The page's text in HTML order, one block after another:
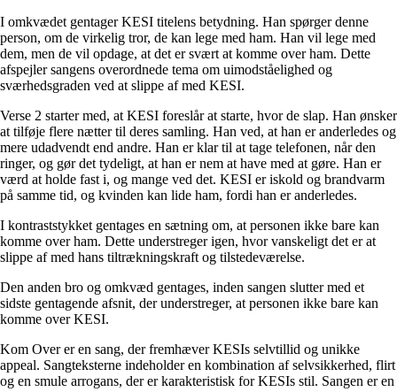
I omkvædet gentager KESI titelens betydning. Han spørger denne
person, om de virkelig tror, de kan lege med ham. Han vil lege med
dem, men de vil opdage, at det er svært at komme over ham. Dette
afspejler sangens overordnede tema om uimodståelighed og
sværhedsgraden ved at slippe af med KESI.
Verse 2 starter med, at KESI foreslår at starte, hvor de slap. Han ønsker
at tilføje flere nætter til deres samling. Han ved, at han er anderledes og
mere udadvendt end andre. Han er klar til at tage telefonen, når den
ringer, og gør det tydeligt, at han er nem at have med at gøre. Han er
værd at holde fast i, og mange ved det. KESI er iskold og brandvarm
på samme tid, og kvinden kan lide ham, fordi han er anderledes.
I kontraststykket gentages en sætning om, at personen ikke bare kan
komme over ham. Dette understreger igen, hvor vanskeligt det er at
slippe af med hans tiltrækningskraft og tilstedeværelse.
Den anden bro og omkvæd gentages, inden sangen slutter med et
sidste gentagende afsnit, der understreger, at personen ikke bare kan
komme over KESI.
Kom Over er en sang, der fremhæver KESIs selvtillid og unikke
appeal. Sangteksterne indeholder en kombination af selvsikkerhed, flirt
og en smule arrogans, der er karakteristisk for KESIs stil. Sangen er en